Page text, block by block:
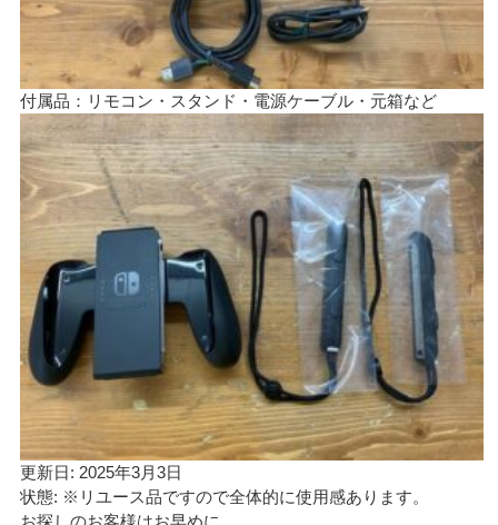
付属品：リモコン・スタンド・電源ケーブル・元箱など
更新日: 2025年3月3日
状態: ※リユース品ですので全体的に使用感あります。
お探しのお客様はお早めに。